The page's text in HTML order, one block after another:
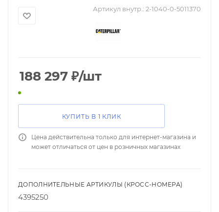
Артикул внутр.: 2-1040-0-5011370
188 297 ₽/шт
КУПИТЬ В 1 КЛИК
Цена действительна только для интернет-магазина и
может отличаться от цен в розничных магазинах
ДОПОЛНИТЕЛЬНЫЕ АРТИКУЛЫ (КРОСС-НОМЕРА)
4395250